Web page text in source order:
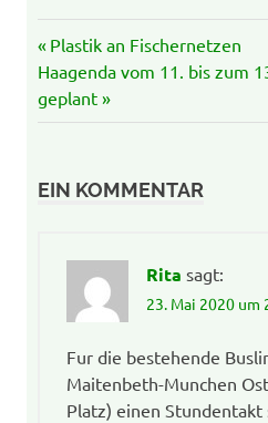
Beitrags-
Navigation
Vorheriger
Beitrag:
Plastik an Fischernetzen
Nächster
Beitrag:
Haagenda vom 11. bis zum
geplant
EIN KOMMENTAR
Rita sagt:
23. Mai 2020 um
Fur die bestehende
Maitenbeth-Munchen
Platz) einen Stundentakt